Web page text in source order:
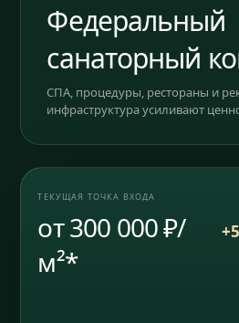
Федеральный
санаторный
СПА, процедуры, рестораны и
инфраструктура усиливают
ТЕКУЩАЯ ТОЧКА ВХОДА
от 300 000 ₽/
м²*